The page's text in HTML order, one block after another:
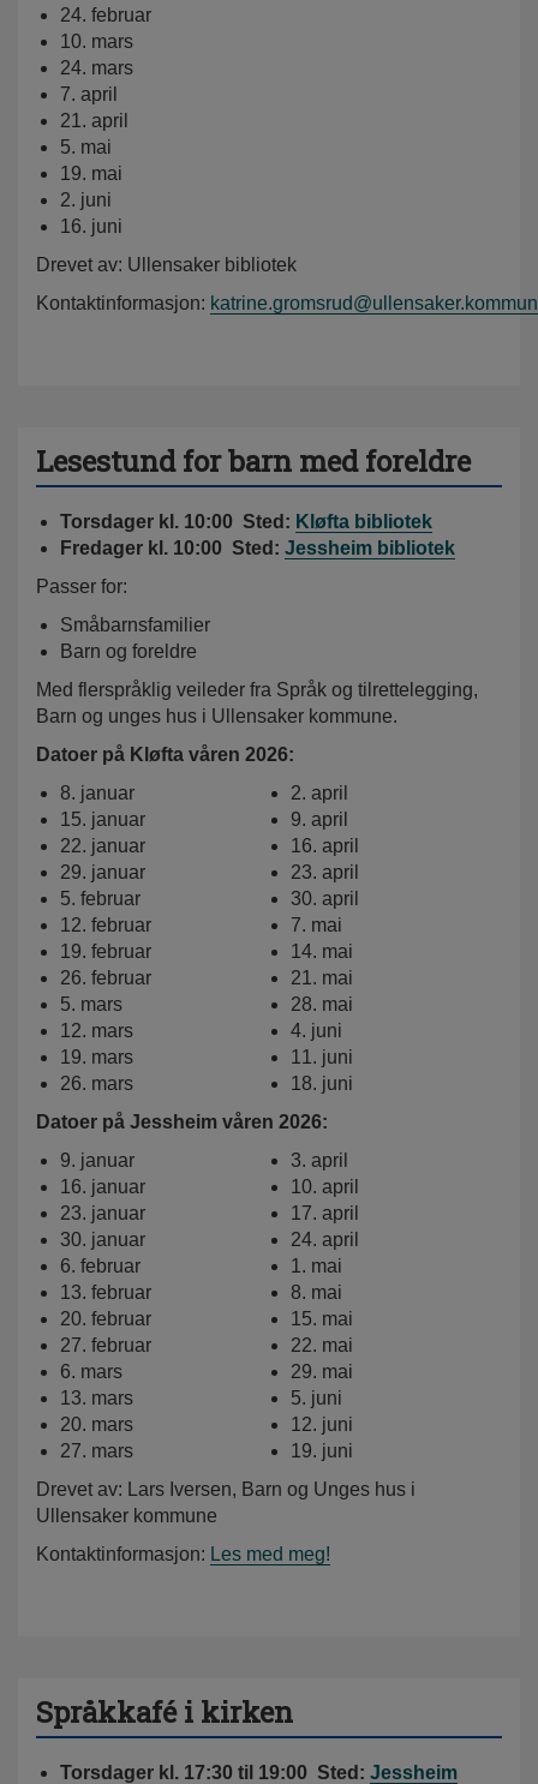
24. februar
10. mars
24. mars
7. april
21. april
5. mai
19. mai
2. juni
16. juni
Drevet av: Ullensaker bibliotek
Kontaktinformasjon:
Lesestund for barn med foreldre
Torsdager kl. 10:00 Sted: Kløfta bibliotek
Fredager kl. 10:00 Sted: Jessheim bibliotek
Passer for:
Småbarnsfamilier
Barn og foreldre
Med flerspråklig veileder fra Språk og tilrettelegging,
Barn og unges hus i Ullensaker kommune.
Datoer på Kløfta våren 2026:
8. januar
15. januar
22. januar
29. januar
5. februar
12. februar
19. februar
26. februar
5. mars
12. mars
19. mars
26. mars
2. april
9. april
16. april
23. april
30. april
7. mai
14. mai
21. mai
28. mai
4. juni
11. juni
18. juni
Datoer på Jessheim våren 2026:
9. januar
16. januar
23. januar
30. januar
6. februar
13. februar
20. februar
27. februar
6. mars
13. mars
20. mars
27. mars
3. april
10. april
17. april
24. april
1. mai
8. mai
15. mai
22. mai
29. mai
5. juni
12. juni
19. juni
Drevet av: Lars Iversen, Barn og Unges hus i
Ullensaker kommune
Kontaktinformasjon: Les med meg!
Språkkafé i kirken
Torsdager kl. 17:30 til 19:00 Sted: Jessheim